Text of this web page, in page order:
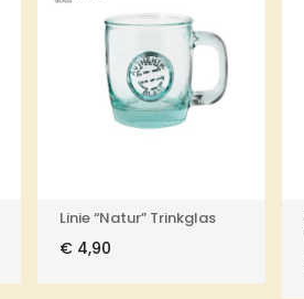
Linie “Natur” Trinkglas
€ 4,90